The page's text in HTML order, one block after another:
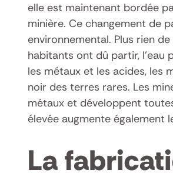
elle est maintenant bordée
minière. Ce changement de
environnemental. Plus rien
habitants ont dû partir, l’eau
les métaux et les acides, les
noir des terres rares. Les
métaux et développent
élevée augmente également
La